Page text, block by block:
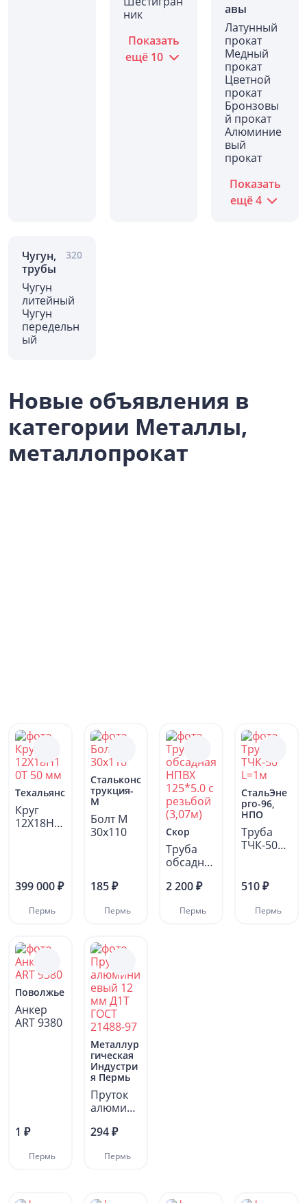
ник
Показать
ещё 10
авы
Латунный
прокат
Медный
прокат
Цветной
прокат
Бронзовы
й прокат
Алюминие
вый
прокат
Показать
ещё4
Чугун,
трубы
320
Чугун
литейный
Чугун
передельн
ый
Новые объявления в
категории Металлы,
металлопрокат
Техальянс
Круг
12Х18Н1
399 000 ₽
Пермь
Стальконс
трукция-
М
Болт М
30x110
185 ₽
Пермь
Скор
Труба
обсадная
125*5.0 с
2 200 ₽
Пермь
СтальЭне
рго-96,
НПО
Труба
ТЧК-50
510 ₽
Пермь
Поволжье
Анкер
ART 9380
1 ₽
Пермь
Металлур
гическая
Индустри
я Пермь
Пруток
алюмини
мм Д1Т
21488-
294 ₽
Пермь